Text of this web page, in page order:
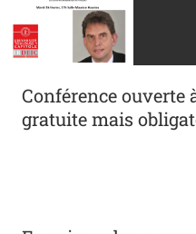
Conférence
gratuite mais